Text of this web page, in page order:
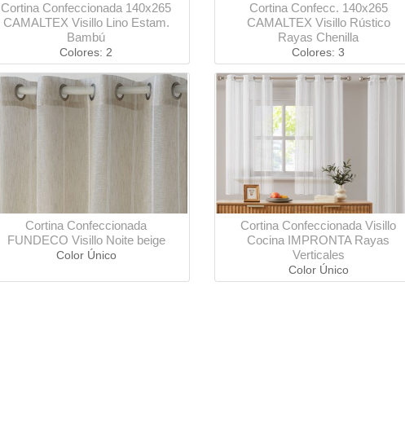
Cortina Confeccionada 140x265
CAMALTEX Visillo Lino Estam.
Bambú
Colores: 2
Cortina Confecc. 140x265
CAMALTEX Visillo Rústico
Rayas Chenilla
Colores: 3
Cortina Confeccionada
FUNDECO Visillo Noite beige
Color Único
Cortina Confeccionada Visillo
Cocina IMPRONTA Rayas
Verticales
Color Único